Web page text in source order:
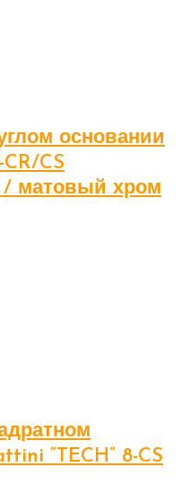
основании
CS
матовый хром
“TECH” 8-CS